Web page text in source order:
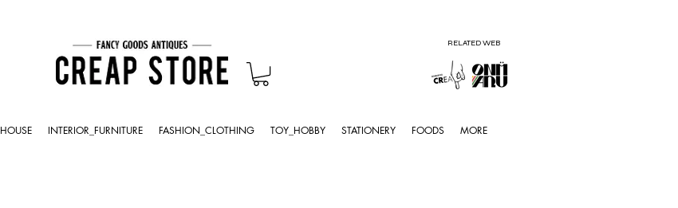
RELATED WEB
HOUSE INTERIOR_FURNITURE FASHION_CLOTHING TOY_HOBBY STATIONERY FOODS MORE